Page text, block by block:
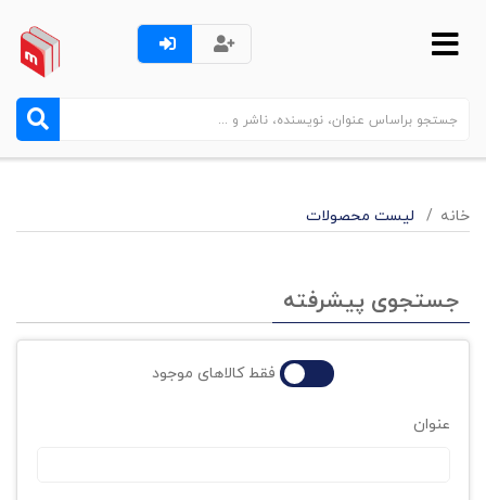
خانه لیست محصولات
جستجوی پیشرفته
فقط کالاهای موجود
عنوان